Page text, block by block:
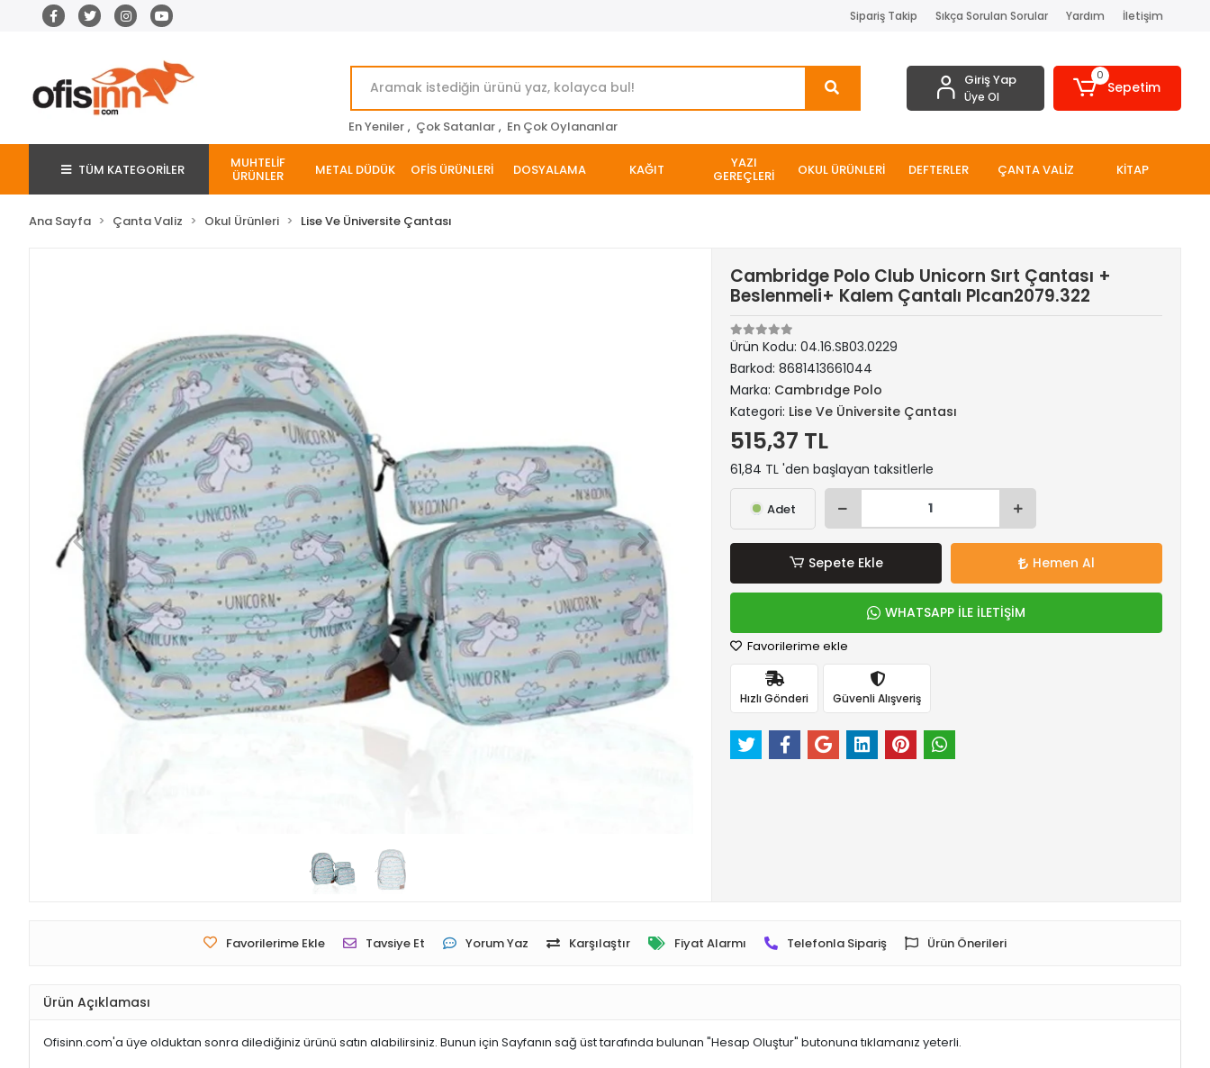
Sipariş Takip Sıkça Sorulan Sorular Yardım İletişim
En Yeniler , Çok Satanlar , En Çok Oylananlar
Giriş Yap
Üye Ol
0
Sepetim
TÜM KATEGORİLER MUHTELİF
ÜRÜNLER METAL DÜDÜK OFİS ÜRÜNLERİ DOSYALAMA KAĞIT YAZI
GEREÇLERİ OKUL ÜRÜNLERİ DEFTERLER ÇANTA VALİZ KİTAP
Ana Sayfa Çanta Valiz Okul Ürünleri Lise Ve Üniversite Çantası
Cambridge Polo Club Unicorn Sırt Çantası +
Beslenmeli+ Kalem Çantalı Plcan2079.322
Ürün Kodu:04.16.SB03.0229
Barkod:8681413661044
Marka: Cambrıdge Polo
Kategori: Lise Ve Üniversite Çantası
515,37 TL
61,84 TL 'den başlayan taksitlerle
Adet
Sepete Ekle Hemen Al
WHATSAPP İLE İLETİŞİM
Favorilerime ekle
Hızlı Gönderi Güvenli Alışveriş
Favorilerime Ekle Tavsiye Et Yorum Yaz Karşılaştır Fiyat Alarmı Telefonla Sipariş Ürün Önerileri
Ürün Açıklaması
Ofisinn.com'a üye olduktan sonra dilediğiniz ürünü satın alabilirsiniz. Bunun için Sayfanın sağ üst tarafında bulunan "Hesap Oluştur" butonuna tıklamanız yeterli.